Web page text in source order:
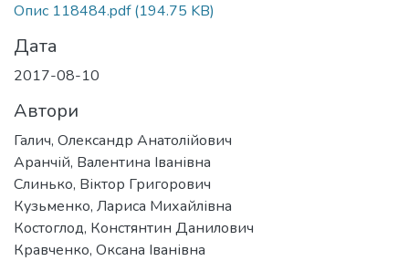
Опис 118484.pdf(194.75 KB)
Дата
2017-08-10
Автори
Галич, Олександр Анатолійович
Аранчій, Валентина Іванівна
Слинько, Віктор Григорович
Кузьменко, Лариса Михайлівна
Костоглод, Констянтин Данилович
Кравченко, Оксана Іванівна